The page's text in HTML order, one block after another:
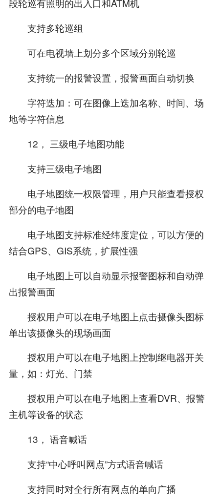
段轮巡有照明的出入口和ATM机
支持多轮巡组
可在电视墙上划分多个区域分别轮巡
支持统一的报警设置，报警画面自动切换
字符迭加：可在图像上迭加名称、时间、场
地等字符信息
12， 三级电子地图功能
支持三级电子地图
电子地图统一权限管理，用户只能查看授权
部分的电子地图
电子地图支持标准经纬度定位，可以方便的
结合GPS、GIS系统，扩展性强
电子地图上可以自动显示报警图标和自动弹
出报警画面
授权用户可以在电子地图上点击摄像头图标
单出该摄像头的现场画面
授权用户可以在电子地图上控制继电器开关
量，如：灯光、门禁
授权用户可以在电子地图上查看DVR、报警
主机等设备的状态
13， 语音喊话
支持“中心呼叫网点”方式语音喊话
支持同时对全行所有网点的单向广播